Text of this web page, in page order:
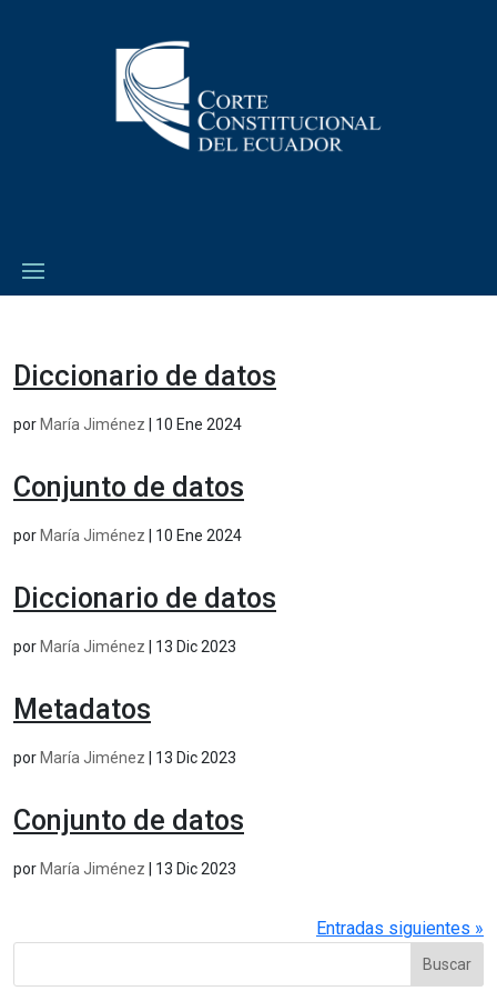
Diccionario de datos
por María Jiménez 10 Ene 2024
Conjunto de datos
por María Jiménez 10 Ene 2024
Diccionario de datos
por María Jiménez 13 Dic 2023
Metadatos
por María Jiménez 13 Dic 2023
Conjunto de datos
por María Jiménez 13 Dic 2023
Entradas siguientes »
Buscar